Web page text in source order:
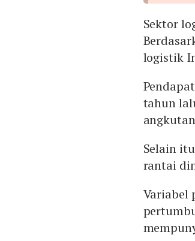
Sektor
logistik
tahun
Selain
rantai
Variabel